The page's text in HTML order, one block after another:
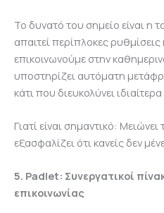
Το δυνατό του σημείο είναι η
απαιτεί περίπλοκες
επικοινωνούμε στην
υποστηρίζει αυτόματη
κάτι που διευκολύνει
Γιατί είναι σημαντικό: Μειώνει
εξασφαλίζει ότι κανείς δεν
5. Padlet: Συνεργατικοί
επικοινωνίας